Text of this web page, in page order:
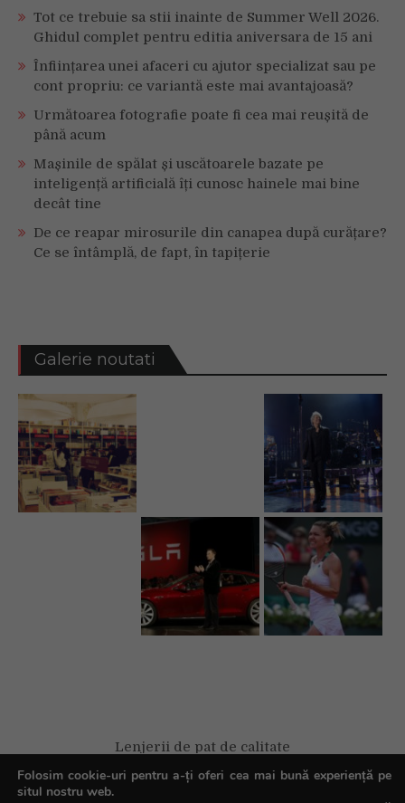
Tot ce trebuie sa stii inainte de Summer Well 2026.
Ghidul complet pentru editia aniversara de 15 ani
Înființarea unei afaceri cu ajutor specializat sau pe
cont propriu: ce variantă este mai avantajoasă?
Următoarea fotografie poate fi cea mai reușită de
până acum
Mașinile de spălat și uscătoarele bazate pe
inteligență artificială îți cunosc hainele mai bine
decât tine
De ce reapar mirosurile din canapea după curățare?
Ce se întâmplă, de fapt, în tapițerie
Galerie noutati
Lenjerii de pat de calitate
Folosim cookie-uri pentru a-ți oferi cea mai bună experiență pe
situl nostru web.